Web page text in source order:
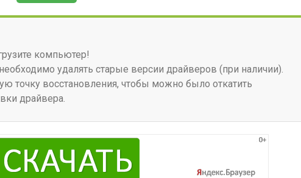
компьютер!
удалять старые версии драйверов (при наличии).
точку восстановления, чтобы можно было откатить
драйвера.